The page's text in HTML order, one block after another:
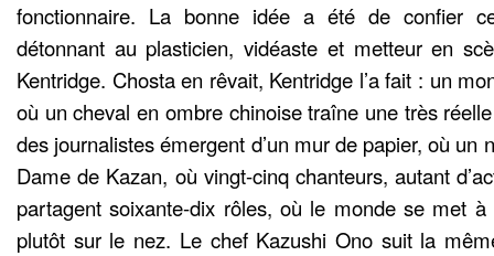
fonctionnaire. La bonne idée a été de confier
détonnant au plasticien, vidéaste et metteur en
Kentridge. Chosta en rêvait, Kentridge l’a fait : un
où un cheval en ombre chinoise traîne une très
des journalistes émergent d’un mur de papier, où un
Dame de Kazan, où vingt-cinq chanteurs, autant
partagent soixante-dix rôles, où le monde se met
plutôt sur le nez. Le chef Kazushi Ono suit la